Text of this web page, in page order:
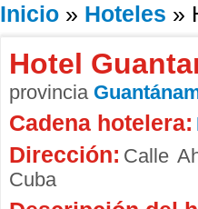
Inicio» Hoteles »
Hotel
provincia
Cadena hotelera:
Dirección: Calle
Cuba